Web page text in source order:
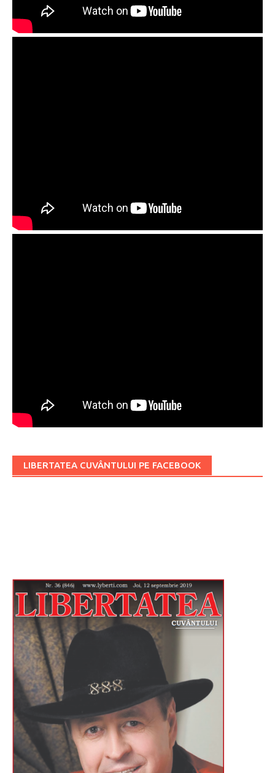
LIBERTATEA CUVÂNTULUI PE FACEBOOK